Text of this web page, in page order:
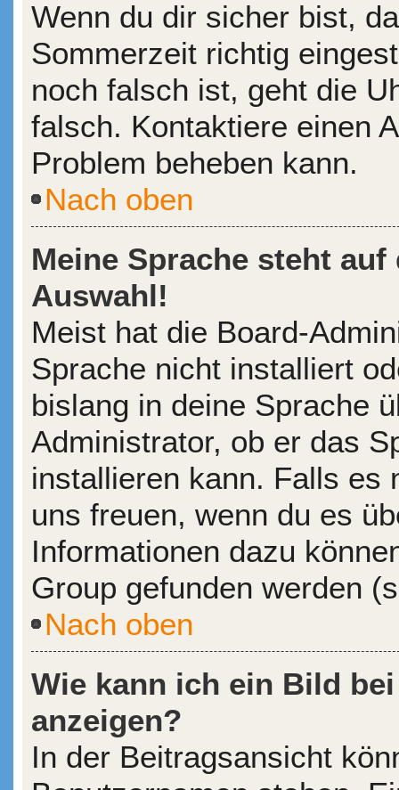
Wenn du dir sicher bist,
Sommerzeit richtig
noch falsch ist, geht die
falsch. Kontaktiere einen
Problem beheben kann.
Nach oben
Meine Sprache steht
Auswahl!
Meist hat die Board-
Sprache nicht installiert
bislang in deine Sprache
Administrator, ob er das
installieren kann. Falls es
uns freuen, wenn du es
Informationen dazu
Group gefunden werden
Nach oben
Wie kann ich ein Bild
anzeigen?
In der Beitragsansicht